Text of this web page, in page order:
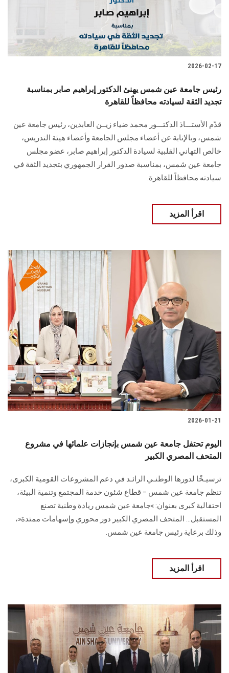
الدراسات العليا
الزائـرون
سجل الان
2026-02-17
رئيس جامعة عين شمس يهنئ الدكتور إبراهيم صابر بمناسبة
تجديد الثقة لسيادته محافظاً للقاهرة
قدّم الأستـــاذ الدكتـــور محمد ضياء زيــن العابدين، رئيس جامعة عين
شمس، وبالإنابة عن أعضاء مجلس الجامعة وأعضاء هيئة التدريس،
خالص التهاني القلبية لسيادة الدكتور إبراهيم صابر، عضو مجلس
جامعة عين شمس، بمناسبة صدور القرار الجمهوري بتجديد الثقة في
سيادته محافظاً للقاهرة.
اقرأ المزيد
2026-01-21
اليوم تحتفل جامعة عين شمس بإنجازات علمائها في مشروع
المتحف المصري الكبير
ترسيـخًا لدورها الوطنـي الرائـد في دعم المشروعات القومية الكبرى،
تنظم جامعة عين شمس – قطاع شئون خدمة المجتمع وتنمية البيئة،
احتفالية كبرى بعنوان: »جامعة عين شمس ريادة وطنية تصنع
المستقبل… المتحف المصري الكبير دور محوري وإسهامات ممتدة«،
وذلك برعاية رئيس جامعة عين شمس.
اقرأ المزيد